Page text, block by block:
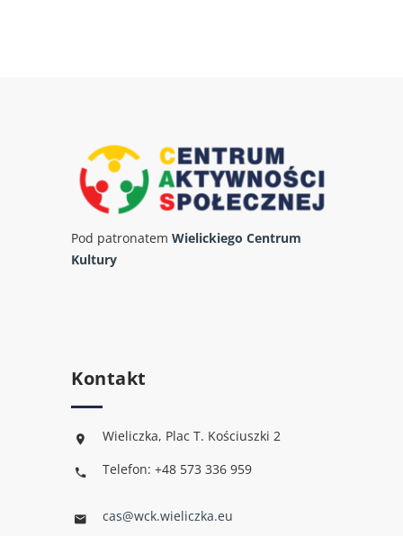
Pod patronatem Wielickiego Centrum
Kultury
Kontakt
Wieliczka, Plac T. Kościuszki 2
Telefon: +48 573 336 959
cas@wck.wieliczka.eu